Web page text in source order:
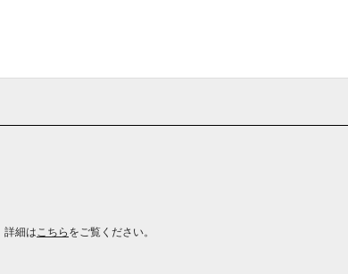
詳細は こちらをご覧ください。